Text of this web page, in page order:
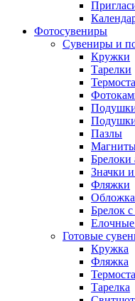
Фотосувениры
Сувениры и
Кружки
Тарелки
Пазлы
Брелоки
Значки
Фляжки
Брелок
Готовые
Кружка
Фляжка
Тарелка